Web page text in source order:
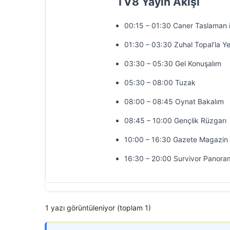
00:15 – 01:30 Caner Taslaman
01:30 – 03:30 Zuhal Topal’la
03:30 – 05:30 Gel Konuşalım
05:30 – 08:00 Tuzak
08:00 – 08:45 Oynat Bakalım
08:45 – 10:00 Gençlik Rüzgarı
10:00 – 16:30 Gazete Magazin
16:30 – 20:00 Survivor
1 yazı görüntüleniyor (toplam 1)